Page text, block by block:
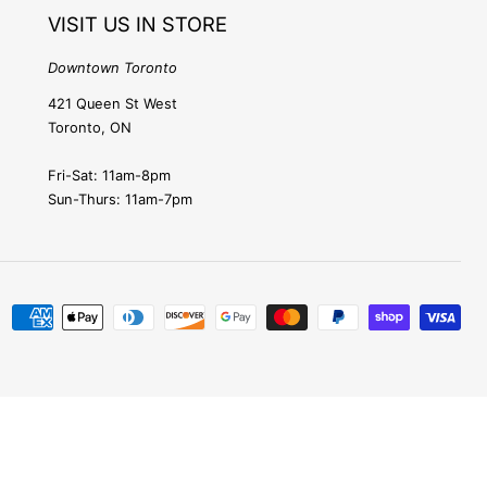
VISIT US IN STORE
Downtown Toronto
421 Queen St West
Toronto, ON
Fri-Sat: 11am-8pm
Sun-Thurs: 11am-7pm
Modes
de